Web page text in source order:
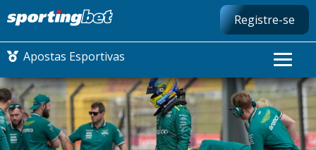
Registre-se
Apostas Esportivas
CONMEBOL LIBERTADORES